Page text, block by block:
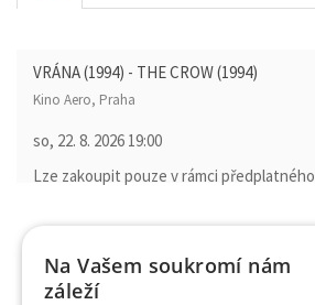
VRÁNA (1994) - THE CROW (1994)
Kino Aero, Praha
so, 22. 8. 2026 19:00
Lze zakoupit pouze v rámci předplatného
Na Vašem soukromí nám
záleží